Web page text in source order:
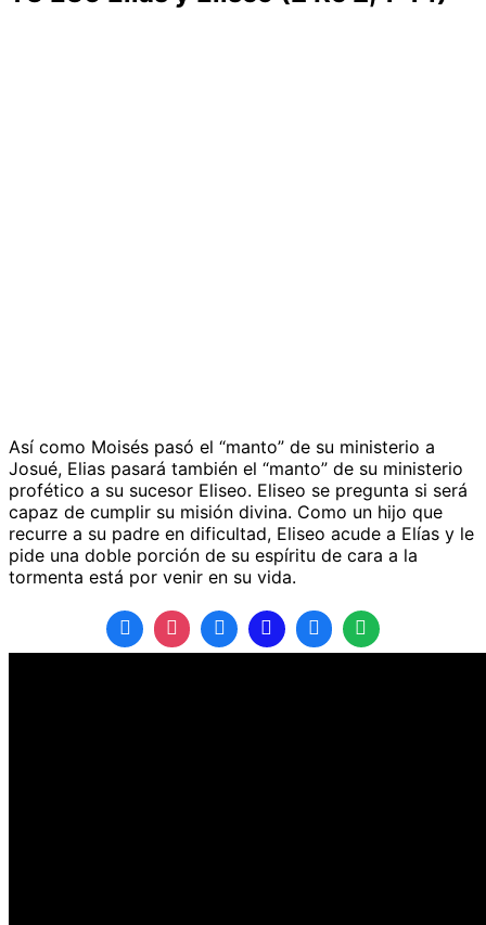
y
Así como Moisés pasó el “manto” de su ministerio a
Josué, Elias pasará también el “manto” de su ministerio
profético a su sucesor Eliseo. Eliseo se pregunta si será
capaz de cumplir su misión divina. Como un hijo que
recurre a su padre en dificultad, Eliseo acude a Elías y le
pide una doble porción de su espíritu de cara a la
tormenta está por venir en su vida.